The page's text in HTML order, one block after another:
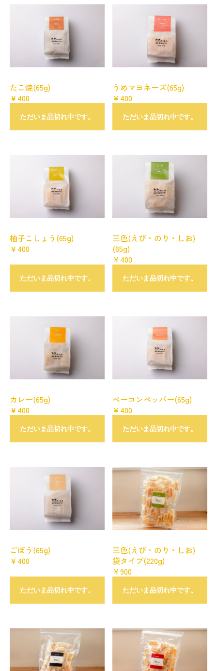
たこ焼(65g)
￥400
ただいま品切れ中です。
うめマヨネーズ(65g)
￥400
ただいま品切れ中です。
柚子こしょう(65g)
￥400
ただいま品切れ中です。
三色(えび・のり・しお)
(65g)
￥400
ただいま品切れ中です。
カレー(65g)
￥400
ただいま品切れ中です。
ベーコンペッパー(65g)
￥400
ただいま品切れ中です。
ごぼう(65g)
￥400
ただいま品切れ中です。
三色(えび・のり・しお)
袋タイプ(220g)
￥900
ただいま品切れ中です。